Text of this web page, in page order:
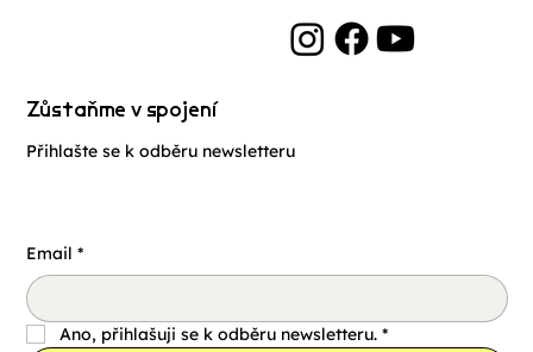
Zůstaňme v spojení
Přihlašte se k odběru newsletteru
Email *
Ano, přihlašuji se k odběru newsletteru. *